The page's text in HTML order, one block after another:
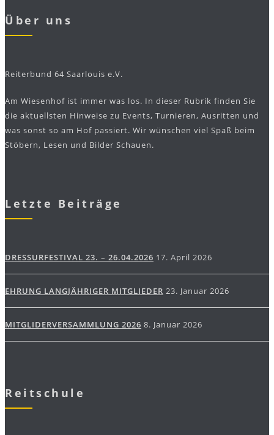
Über uns
Reiterbund 64 Saarlouis e.V.
Am Wiesenhof ist immer was los. In dieser Rubrik finden Sie
die aktuellsten Hinweise zu Events, Turnieren, Ausritten und
was sonst so am Hof passiert. Wir wünschen viel Spaß beim
Stöbern, Lesen und Bilder Schauen.
Letzte Beiträge
DRESSURFESTIVAL 23. – 26.04.2026 17. April 2026
EHRUNG LANGJÄHRIGER MITGLIEDER 23. Januar 2026
MITGLIDERVERSAMMLUNG 2026 8. Januar 2026
Reitschule